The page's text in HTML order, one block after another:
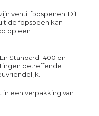
ventil fopspenen. Dit
de fopspeen kan
op een
Standard 1400 en
betreffende
een verpakking van